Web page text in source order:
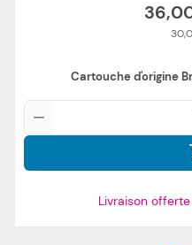
Cartouche d'origine
Livraison